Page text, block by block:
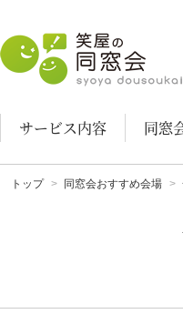
笑屋の同窓会
サービス内容 同窓
トップ 同窓会おすすめ会場